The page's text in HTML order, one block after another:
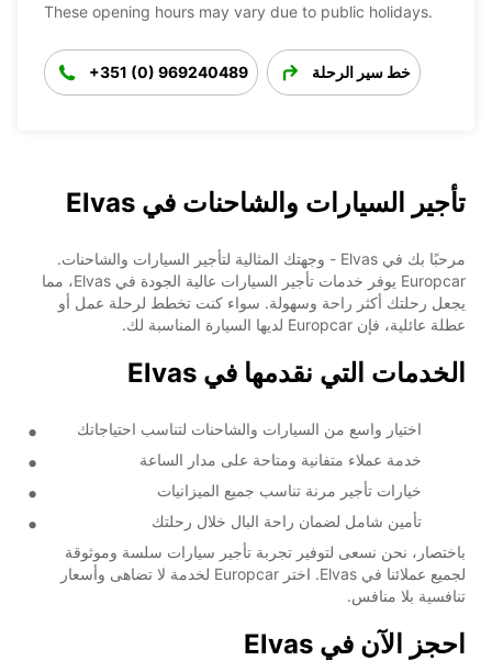
These opening hours may vary due to public holidays.
+351 (0) 969240489 خط سير الرحلة
تأجير السيارات والشاحنات في Elvas
مرحبًا بك في Elvas - وجهتك المثالية لتأجير السيارات والشاحنات.
Europcar يوفر خدمات تأجير السيارات عالية الجودة في Elvas، مما
يجعل رحلتك أكثر راحة وسهولة. سواء كنت تخطط لرحلة عمل أو
عطلة عائلية، فإن Europcar لديها السيارة المناسبة لك.
الخدمات التي نقدمها في Elvas
اختيار واسع من السيارات والشاحنات لتناسب احتياجاتك
خدمة عملاء متفانية ومتاحة على مدار الساعة
خيارات تأجير مرنة تناسب جميع الميزانيات
تأمين شامل لضمان راحة البال خلال رحلتك
باختصار، نحن نسعى لتوفير تجربة تأجير سيارات سلسة وموثوقة
لجميع عملائنا في Elvas. اختر Europcar لخدمة لا تضاهى وأسعار
تنافسية بلا منافس.
احجز الآن في Elvas